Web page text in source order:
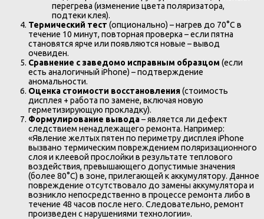
перегрева (изменение цвета поляризатора,
подтеки клея).
Термический тест (опционально) – нагрев до 70°C в
течение 10 минут, повторная проверка – если пятна
становятся ярче или появляются новые – вывод
очевиден.
Сравнение с заведомо исправным образцом (если
есть аналогичный iPhone) – подтверждение
аномальности.
Оценка стоимости восстановления(стоимость
дисплея + работа по замене, включая новую
герметизирующую прокладку).
Формулирование вывода– является ли дефект
следствием ненадлежащего ремонта. Например:
«Явление желтых пятен по периметру дисплея iPhone
вызвано термическим повреждением поляризационного
слоя и клеевой прослойки в результате теплового
воздействия, превышающего допустимые значения
(более 80°C) в зоне, прилегающей к аккумулятору. Данное
повреждение отсутствовало до замены аккумулятора и
возникло непосредственно в процессе ремонта либо в
течение 48 часов после него. Следовательно, ремонт
произведен с нарушениями технологии».